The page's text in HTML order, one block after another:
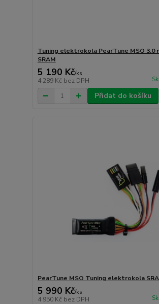
Tuning elektrokola PearTune MSO 3.0
SRAM
5 190 Kč/ks
4 289 Kč bez DPH
Přidat do košíku
PearTune MSO Tuning elektrokola
5 990 Kč/ks
4 950 Kč bez DPH